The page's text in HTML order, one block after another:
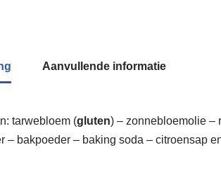
Aanvullende informatie
tarwebloem (gluten) – zonnebloemolie –
– bakpoeder – baking soda – citroensap